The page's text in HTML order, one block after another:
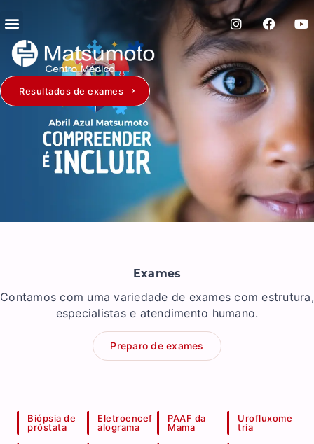
Resultados de exames
Exames
Contamos com uma variedade de exames com estrutura,
especialistas e atendimento humano.
Preparo de exames
Biópsia de
próstata
Eletroencef
alograma
PAAF da
Mama
Urofluxome
tria